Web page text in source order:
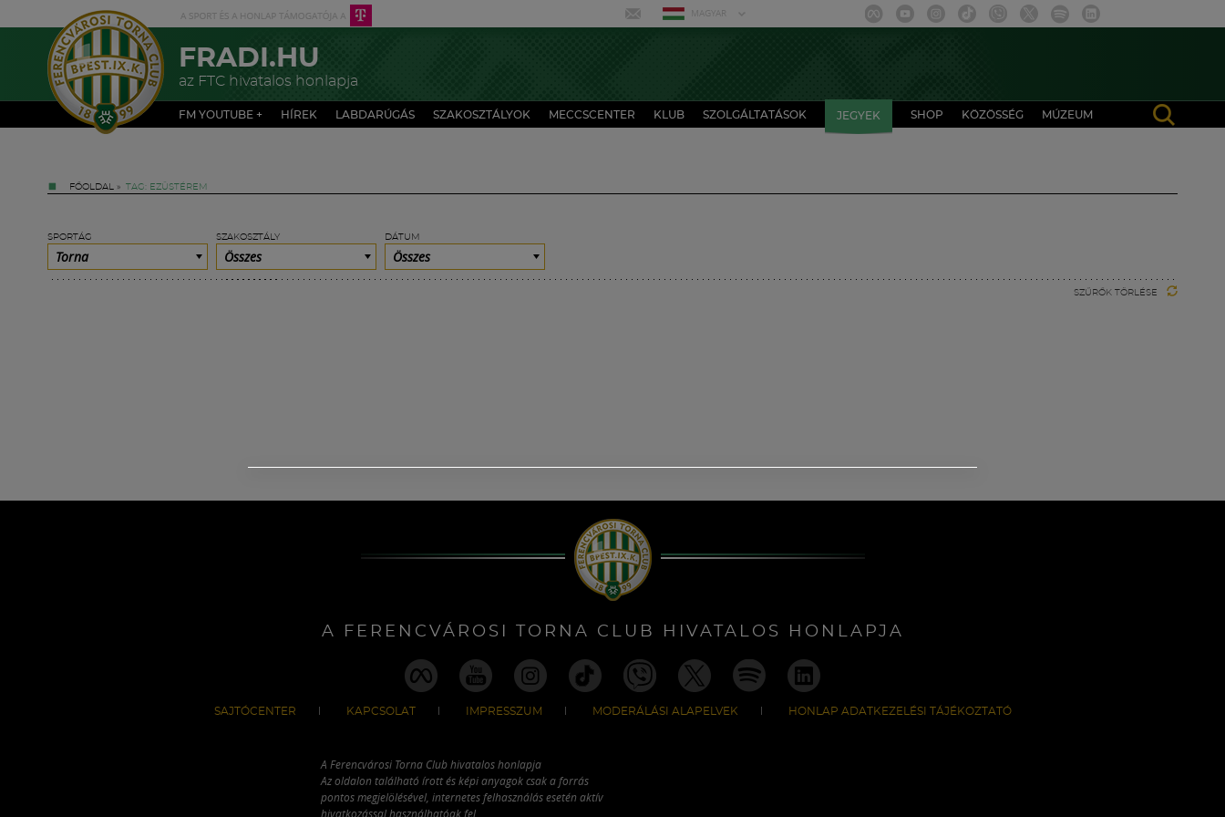
MAGYAR
FRADI.HU
az FTC hivatalos honlapja
FM YOUTUBE + HÍREK LABDARÚGÁS SZAKOSZTÁLYOK MECCSCENTER KLUB SZOLGÁLTATÁSOK JEGYEK SHOP KÖZÖSSÉG MÚZEUM
FŐOLDAL » TAG: EZÜSTÉREM
SPORTÁG
Torna
SZAKOSZTÁLY
Összes
DÁTUM
Összes
SZŰRŐK TÖRLÉSE
A FERENCVÁROSI TORNA CLUB HIVATALOS HONLAPJA
SAJTÓCENTER KAPCSOLAT IMPRESSZUM MODERÁLÁSI ALAPELVEK HONLAP ADATKEZELÉSI TÁJÉKOZTATÓ
A Ferencvárosi Torna Club hivatalos honlapja
Az oldalon található írott és képi anyagok csak a forrás
pontos megjelölésével, internetes felhasználás esetén aktív
hivatkozással használhatóak fel.